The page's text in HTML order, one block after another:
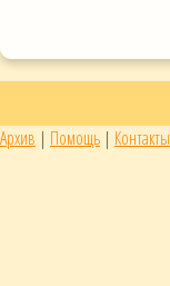
Архив | Помощь | Контакты